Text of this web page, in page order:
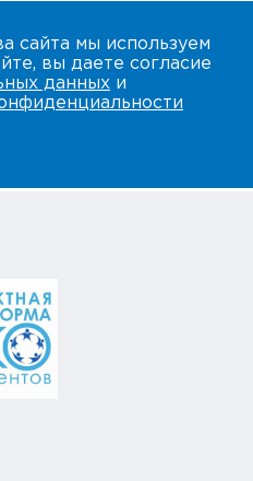
сайта мы используем
вы даете согласие
данных и